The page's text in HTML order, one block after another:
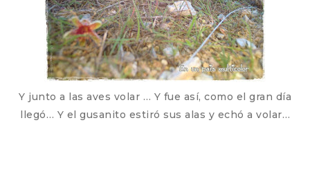
Y junto a las aves volar … Y fue así, como el gran día
llegó… Y el gusanito estiró sus alas y echó a volar…